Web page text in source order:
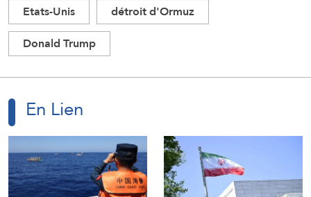
Etats-Unis
détroit d'Ormuz
Donald Trump
En Lien